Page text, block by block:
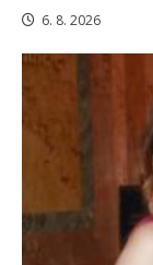
6. 8. 2026